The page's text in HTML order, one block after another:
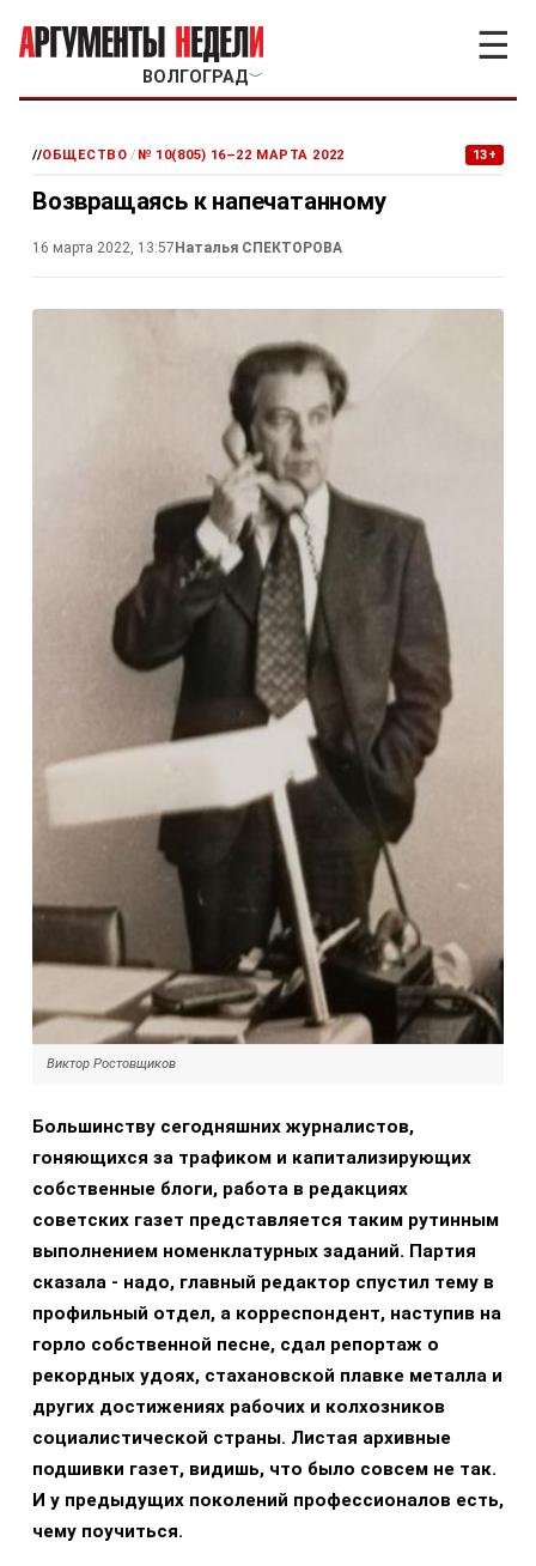
ВОЛГОГРАД﹀
☰
//ОБЩЕСТВО / № 10(805) 16–22 МАРТА 2022 13+
Возвращаясь к напечатанному
16 марта 2022, 13:57 Наталья СПЕКТОРОВА
Виктор Ростовщиков
Большинству сегодняшних журналистов,
гоняющихся за трафиком и капитализирующих
собственные блоги, работа в редакциях
советских газет представляется таким рутинным
выполнением номенклатурных заданий. Партия
сказала - надо, главный редактор спустил тему в
профильный отдел, а корреспондент, наступив на
горло собственной песне, сдал репортаж о
рекордных удоях, стахановской плавке металла и
других достижениях рабочих и колхозников
социалистической страны. Листая архивные
подшивки газет, видишь, что было совсем не так.
И у предыдущих поколений профессионалов есть,
чему поучиться.